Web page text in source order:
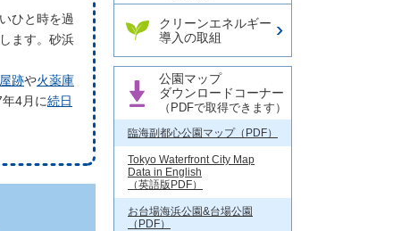
ひと時を過
ます。砂浜
跡や火薬庫
4月に続日
クリーンエネルギー
導入の取組
公園マップ
ダウンロードコーナー
（PDFで取得できます）
臨海副都心公園マップ（PDF）
Tokyo Waterfront City Map
Data in English
（英語版PDF）
お台場海浜公園&台場公園
（PDF）